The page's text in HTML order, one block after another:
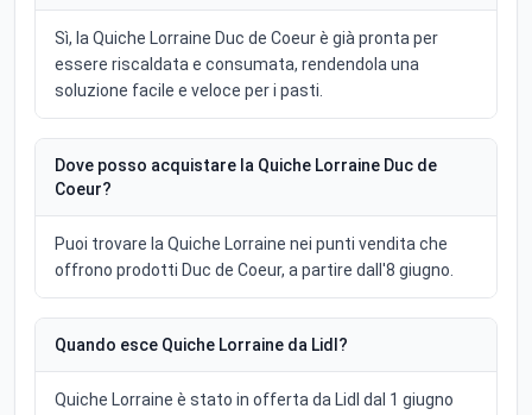
Sì, la Quiche Lorraine Duc de Coeur è già pronta per
essere riscaldata e consumata, rendendola una
soluzione facile e veloce per i pasti.
Dove posso acquistare la Quiche Lorraine Duc de
Coeur?
Puoi trovare la Quiche Lorraine nei punti vendita che
offrono prodotti Duc de Coeur, a partire dall'8 giugno.
Quando esce Quiche Lorraine da Lidl?
Quiche Lorraine è stato in offerta da Lidl dal 1 giugno